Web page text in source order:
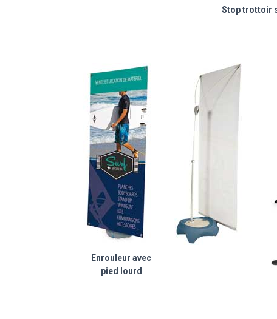
Stop trottoir
Enrouleur avec
pied lourd